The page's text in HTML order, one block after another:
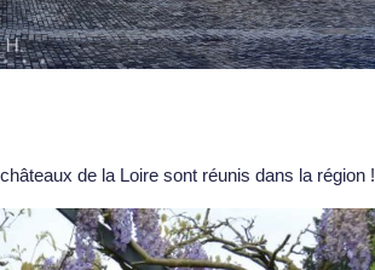
de la Loire sont réunis dans la région !